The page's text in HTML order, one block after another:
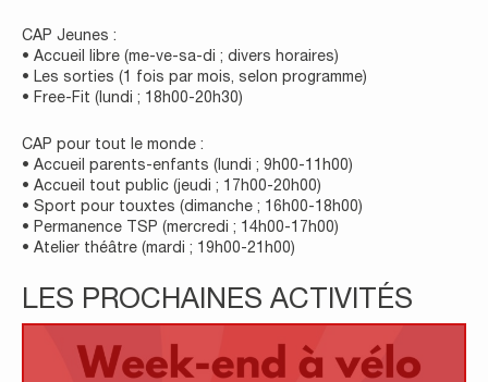
CAP Jeunes :
• Accueil libre (me-ve-sa-di ; divers horaires)
• Les sorties (1 fois par mois, selon programme)
• Free-Fit (lundi ; 18h00-20h30)
CAP pour tout le monde :
• Accueil parents-enfants (lundi ; 9h00-11h00)
• Accueil tout public (jeudi ; 17h00-20h00)
• Sport pour touxtes (dimanche ; 16h00-18h00)
• Permanence TSP (mercredi ; 14h00-17h00)
• Atelier théâtre (mardi ; 19h00-21h00)
LES PROCHAINES ACTIVITÉS